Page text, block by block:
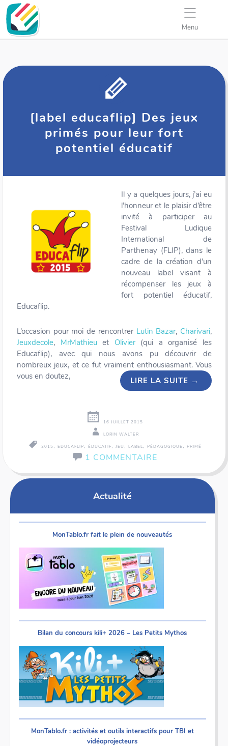
Menu
[label educaflip] Des jeux
primés pour leur fort
potentiel éducatif
Il y a quelques jours, j’ai eu
l’honneur et le plaisir d’être
invité à participer au
Festival Ludique
International de
Parthenay (FLIP), dans le
cadre de la création d’un
nouveau label visant à
récompenser les jeux à
fort potentiel éducatif,
Educaflip.
L’occasion pour moi de rencontrer Lutin Bazar, Charivari,
Jeuxdecole, MrMathieuet Olivier(qui a organisé les
Educaflip), avec qui nous avons pu découvrir de
nombreux jeux, et ce fut vraiment enthousiasmant. Vous
vous en doutez,
LIRE LA SUITE →
16 JUILLET 2015
LORIN WALTER
2015, EDUCAFLIP, ÉDUCATIF, JEU , LABEL, PÉDAGOGIQUE , PRIMÉ
1 COMMENTAIRE
Actualité
MonTablo.fr fait le plein de nouveautés
Bilan du concours kili+ 2026 – Les Petits Mythos
MonTablo.fr : activités et outils interactifs pour TBI et
vidéoprojecteurs